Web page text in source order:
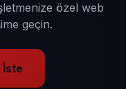
özel web
geçin.
İste